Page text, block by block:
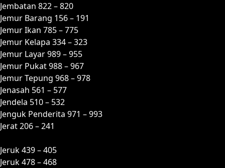
Jembatan 822 – 820
Jemur Barang 156 – 191
Jemur Ikan 785 – 775
Jemur Kelapa 334 – 323
Jemur Layar 989 – 955
Jemur Pukat 988 – 967
Jemur Tepung 968 – 978
Jenasah 561 – 577
Jendela 510 – 532
Jenguk Penderita 971 – 993
Jerat 206 – 241
Jeruk 439 – 405
Jeruk 478 – 468